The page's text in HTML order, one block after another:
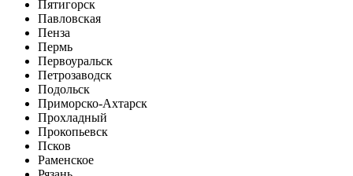
Пятигорск
Павловская
Пенза
Пермь
Первоуральск
Петрозаводск
Подольск
Приморско-Ахтарск
Прохладный
Прокопьевск
Псков
Раменское